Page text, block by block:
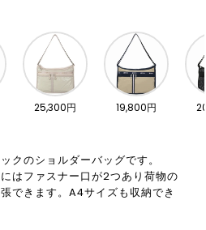
25,300円 19,800円
クのショルダーバッグです。
はファスナー口が2つあり荷物の
できます。A4サイズも収納でき